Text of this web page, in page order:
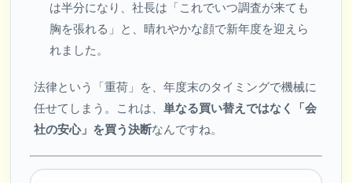
は半分になり、社長は「これでいつ調査が来ても
胸を張れる」と、晴れやかな顔で新年度を迎えら
れました。
法律という「重荷」を、年度末のタイミングで機械に
任せてしまう。これは、単なる買い替えではなく「会
社の安心」を買う決断なんですね。